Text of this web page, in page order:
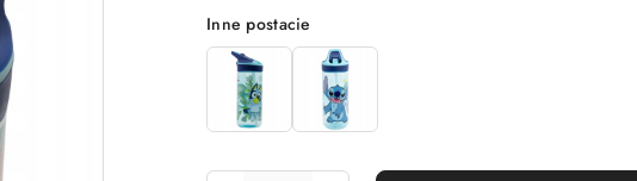
Wariant
Inne postacie